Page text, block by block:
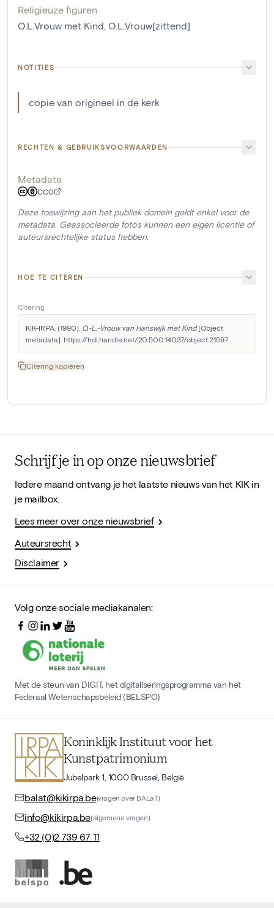
Religieuze figuren
O.L.Vrouw met Kind, O.L.Vrouw[zittend]
NOTITIES
copie van origineel in de kerk
RECHTEN & GEBRUIKSVOORWAARDEN
Metadata
CC0
Deze toewijzing aan het publiek domein geldt enkel voor de
metadata. Geassocieerde foto's kunnen een eigen licentie of
auteursrechtelijke status hebben.
HOE TE CITEREN
Citering
KIK-IRPA. (1990). O.-L.-Vrouw van Hanswijk met Kind [Object
metadata]. https://hdl.handle.net/20.500.14037/object.21597
Citering kopiëren
Schrijf je in op onze nieuwsbrief
Iedere maand ontvang je het laatste nieuws van het KIK in
je mailbox.
Lees meer over onze nieuwsbrief
Auteursrecht
Disclaimer
Volg onze sociale mediakanalen:
Met de steun van DIGIT, het digitaliseringsprogramma van het
Federaal Wetenschapsbeleid (BELSPO)
Koninklijk Instituut voor het
Kunstpatrimonium
Jubelpark 1, 1000 Brussel, België
balat@kikirpa.be(vragen over BALaT)
info@kikirpa.be(algemene vragen)
+32 (0)2 739 67 11